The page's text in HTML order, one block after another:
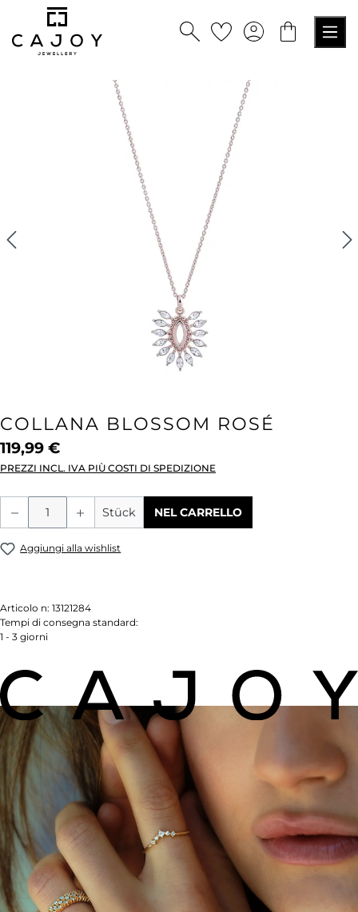
principale
COLLANA BLOSSOM ROSÉ
119,99 €
PREZZI INCL. IVA PIÙ COSTI DI SPEDIZIONE
Quantità del prodotto: inserisci la
Stück NEL CARRELLO
Aggiungi alla wishlist
Articolo n: 13121284
Tempi di consegna standard:
1 - 3 giorni